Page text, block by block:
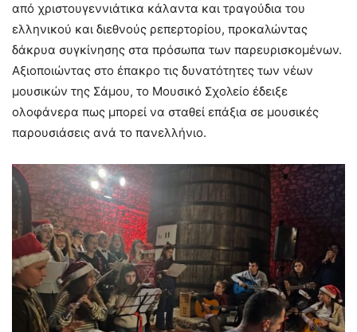
από χριστουγεννιάτικα κάλαντα και τραγούδια του
ελληνικού και διεθνούς ρεπερτορίου, προκαλώντας
δάκρυα συγκίνησης στα πρόσωπα των παρευρισκομένων.
Αξιοποιώντας στο έπακρο τις δυνατότητες των νέων
μουσικών της Σάμου, το Μουσικό Σχολείο έδειξε
ολοφάνερα πως μπορεί να σταθεί επάξια σε μουσικές
παρουσιάσεις ανά το πανελλήνιο.